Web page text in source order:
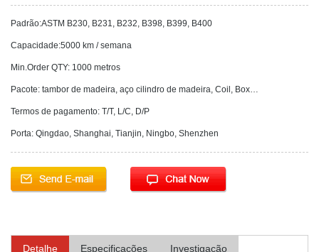
Padrão:ASTM B230, B231, B232, B398, B399, B400
Capacidade:5000 km / semana
Min.Order QTY: 1000 metros
Pacote: tambor de madeira, aço cilindro de madeira, Coil, Box…
Termos de pagamento: T/T, L/C, D/P
Porta: Qingdao, Shanghai, Tianjin, Ningbo, Shenzhen
Detalhe Especificações Investigação